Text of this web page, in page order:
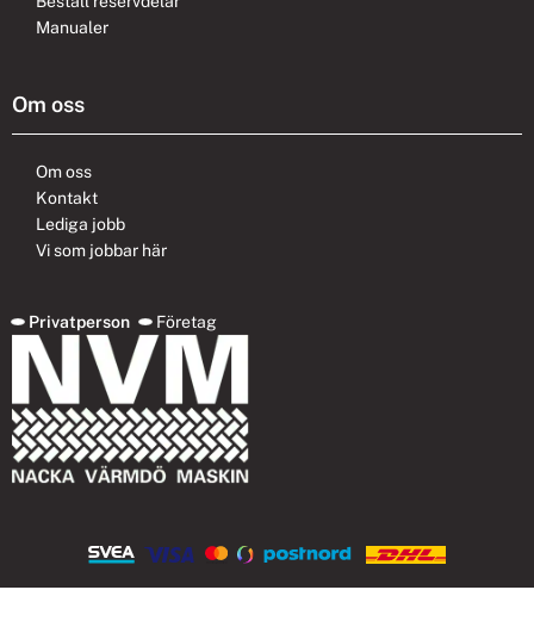
Manualer
Om oss
Om oss
Kontakt
Lediga jobb
Vi som jobbar här
Privatperson Företag